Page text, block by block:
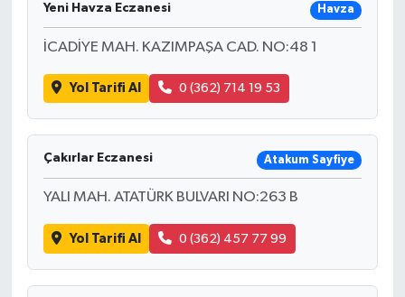
Yeni Havza Eczanesi Havza
İCADİYE MAH. KAZIMPAŞA CAD. NO:48 1
Yol Tarifi Al 0 (362) 714 19 53
Çakırlar Eczanesi Atakum Sayfiye
YALI MAH. ATATÜRK BULVARI NO:263 B
Yol Tarifi Al 0 (362) 457 77 99